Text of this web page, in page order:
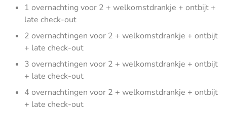
1 overnachting voor 2 + welkomstdrankje + ontbijt +
late check-out
2 overnachtingen voor 2 + welkomstdrankje + ontbijt
+ late check-out
3 overnachtingen voor 2 + welkomstdrankje + ontbijt
+ late check-out
4 overnachtingen voor 2 + welkomstdrankje + ontbijt
+ late check-out